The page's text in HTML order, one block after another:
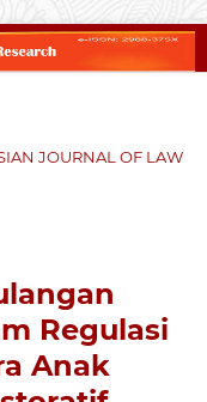
JOURNAL OF LAW
Regulasi
Anak